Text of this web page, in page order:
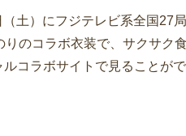
土）にフジテレビ系全国27
のコラボ衣装で、サクサク
コラボサイトで見ることがで